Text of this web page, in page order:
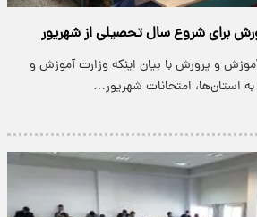
برای شروع سال تحصیلی از شهریور
و پرورش با بیان اینکه وزارت آموزش و
استان‌ها، امتحانات شهریور…